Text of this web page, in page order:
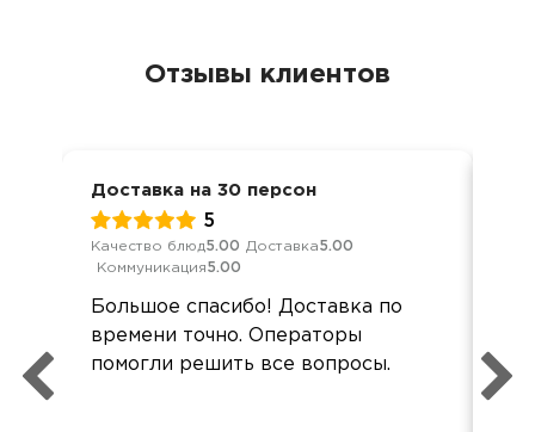
Отзывы клиентов
Доставка на 30 персон
5
Качество блюд5.00 Доставка5.00
Коммуникация5.00
Большое спасибо! Доставка по
времени точно. Операторы
помогли решить все вопросы.